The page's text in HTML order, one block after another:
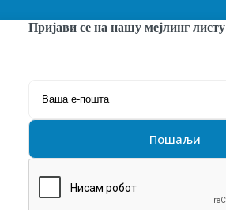
Пријави се на нашу мејлинг листу